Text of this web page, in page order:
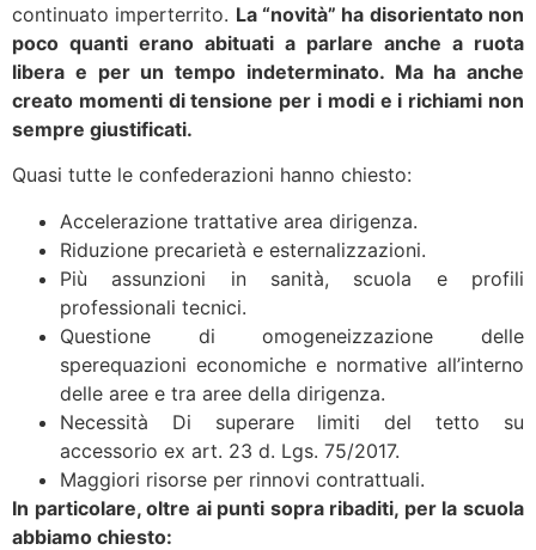
continuato imperterrito. La “novità” ha disorientato non
poco quanti erano abituati a parlare anche a ruota
libera e per un tempo indeterminato. Ma ha anche
creato momenti di tensione per i modi e i richiami non
sempre giustificati.
Quasi tutte le confederazioni hanno chiesto:
Accelerazione trattative area dirigenza.
Riduzione precarietà e esternalizzazioni.
Più assunzioni in sanità, scuola e profili
professionali tecnici.
Questione di omogeneizzazione delle
sperequazioni economiche e normative all’interno
delle aree e tra aree della dirigenza.
Necessità Di superare limiti del tetto su
accessorio ex art. 23 d. Lgs. 75/2017.
Maggiori risorse per rinnovi contrattuali.
In particolare, oltre ai punti sopra ribaditi, per la scuola
abbiamo chiesto: